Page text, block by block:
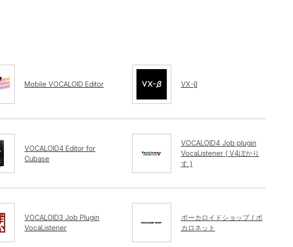
Mobile VOCALOID Editor VX-β
VOCALOID4 Editor for
Cubase
VOCALOID4 Job plugin
VocaListener ( V4ぼかり
す )
VOCALOID3 Job Plugin
VocaListener
ボーカロイドショップ / ボ
カロネット